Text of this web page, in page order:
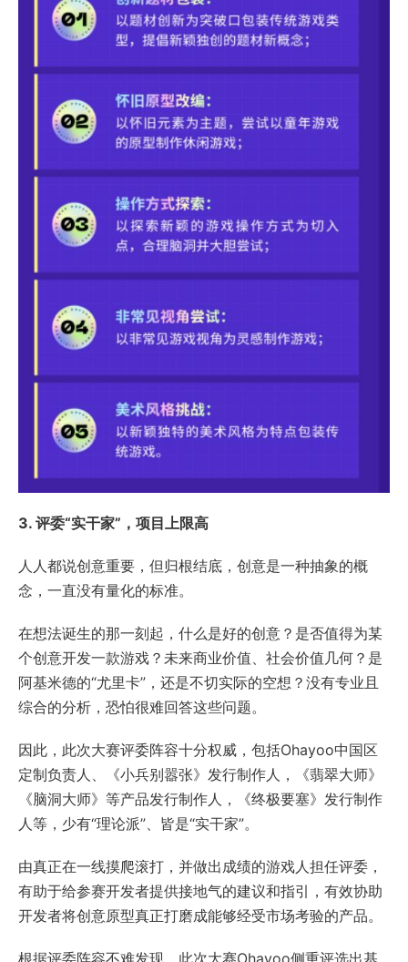
3. 评委“实干家”，项目上限高
人人都说创意重要，但归根结底，创意是一种抽象的概
念，一直没有量化的标准。
在想法诞生的那一刻起，什么是好的创意？是否值得为某
个创意开发一款游戏？未来商业价值、社会价值几何？是
阿基米德的“尤里卡”，还是不切实际的空想？没有专业且
综合的分析，恐怕很难回答这些问题。
因此，此次大赛评委阵容十分权威，包括Ohayoo中国区
定制负责人、《小兵别嚣张》发行制作人，《翡翠大师》
《脑洞大师》等产品发行制作人，《终极要塞》发行制作
人等，少有“理论派”、皆是“实干家”。
由真正在一线摸爬滚打，并做出成绩的游戏人担任评委，
有助于给参赛开发者提供接地气的建议和指引，有效协助
开发者将创意原型真正打磨成能够经受市场考验的产品。
根据评委阵容不难发现，此次大赛Ohayoo侧重评选出基